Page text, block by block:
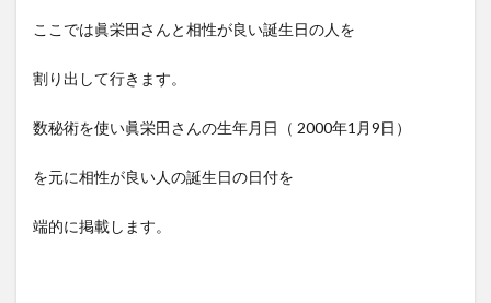
ここでは眞栄田さんと相性が良い誕生日の人を
割り出して行きます。
数秘術を使い眞栄田さんの生年月日（ 2000年1月9日 ）
を元に相性が良い人の誕生日の日付を
端的に掲載します。